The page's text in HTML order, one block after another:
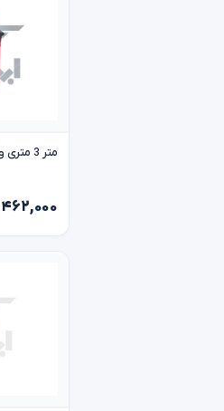
متر 3 متری وود wood
۴۶۲,۰۰۰ تومان